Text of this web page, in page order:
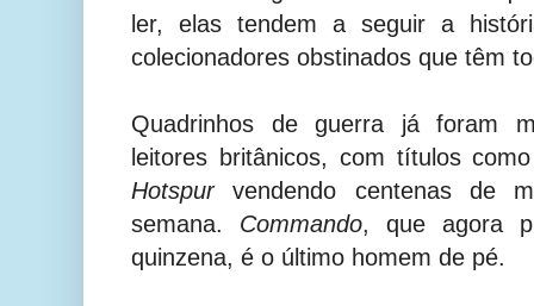
ler, elas tendem a seguir a
colecionadores obstinados que têm
Quadrinhos de guerra já foram
leitores britânicos, com títulos
Hotspurvendendo centenas de
semana. Commando, que agora
quinzena, é o último homem de pé.